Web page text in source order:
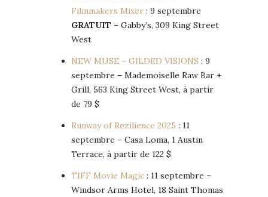
Filmmakers Mixer : 9 septembre
GRATUIT – Gabby’s, 309 King Street
West
NEW MUSE – GILDED VISIONS : 9
septembre – Mademoiselle Raw Bar +
Grill, 563 King Street West, à partir
de 79 $
Runway of Rezilience 2025 : 11
septembre – Casa Loma, 1 Austin
Terrace, à partir de 122 $
TIFF Movie Magic : 11 septembre –
Windsor Arms Hotel, 18 Saint Thomas